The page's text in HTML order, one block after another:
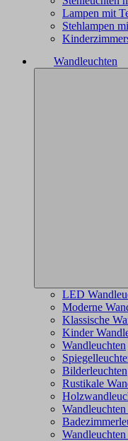
Lampen mit
Stehlampen
Wandleuchten
LED
Moderne
Klassische
Kinder
Wandleuchten
Bilderleuchten
Rustikale